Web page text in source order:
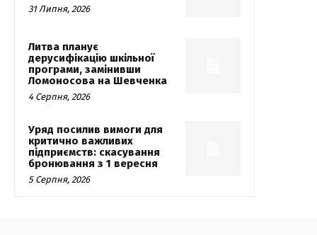
31 Липня, 2026
Литва планує
дерусифікацію шкільної
програми, замінивши
Ломоносова на Шевченка
4 Серпня, 2026
Уряд посилив вимоги для
критично важливих
підприємств: скасування
бронювання з 1 вересня
5 Серпня, 2026